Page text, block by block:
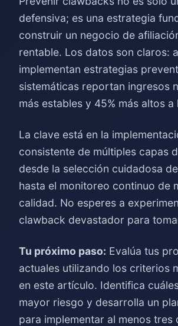
defensiva; es una estrategia
construir un negocio de
rentable. Los datos son claros:
implementan estrategias
sistemáticas reportan ingresos
más estables y 45% más altos
La clave está en la
consistente de múltiples capas
desde la selección cuidadosa
hasta el monitoreo continuo de
calidad. No esperes a
clawback devastador para
Tu próximo paso: Evalúa tus
actuales utilizando los criterios
en este artículo. Identifica
mayor riesgo y desarrolla un
para implementar al menos tres